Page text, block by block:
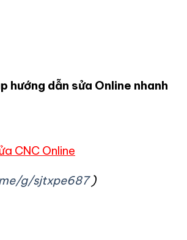
hướng dẫn sửa Online nhanh
CNC Online
g/sjtxpe687)